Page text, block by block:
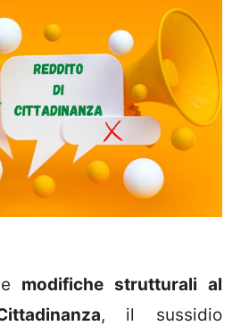
modifiche strutturali al
, il sussidio